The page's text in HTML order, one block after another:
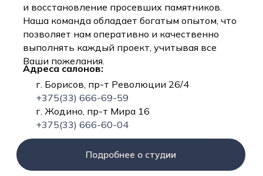
и восстановление просевших памятников.
Наша команда обладает богатым опытом, что
позволяет нам оперативно и качественно
выполнять каждый проект, учитывая все
Ваши пожелания.
Адреса салонов:
г. Борисов, пр-т Революции 26/4
+375(33) 666-69-59
г. Жодино, пр-т Мира 16
+375(33) 666-60-04
Подробнее о студии